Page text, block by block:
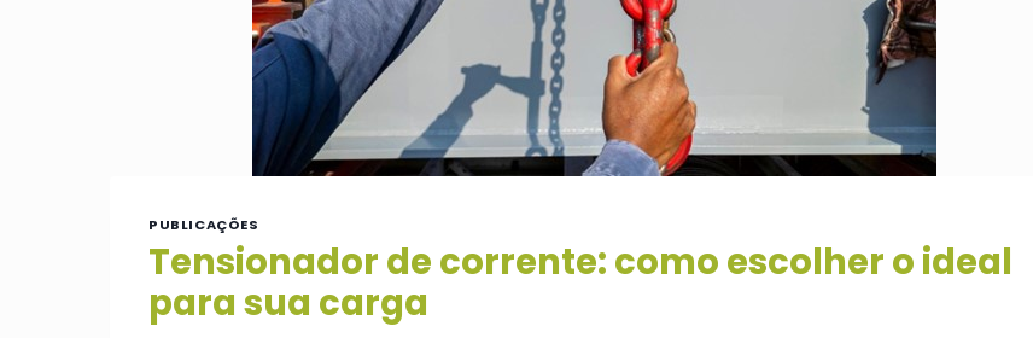
PUBLICAÇÕES
Tensionador de corrente: como escolher o ideal
para sua carga